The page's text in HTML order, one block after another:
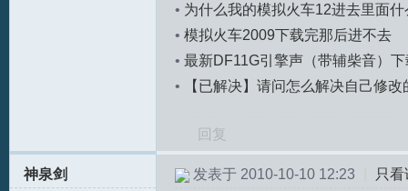
• 为什么我的模拟火车12进去里面
• 模拟火车2009下载完那后进不去
• 最新DF11G引擎声（带辅柴音）
chadwickzhao
•
【已解决】请问怎么解决自己修
回复
神泉剑 发表于 2010-10-10 12:23 只